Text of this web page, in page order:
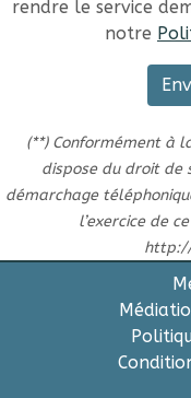
rendre le service
notre
(**) Conformément à
dispose du droit de
démarchage
l’exercice de